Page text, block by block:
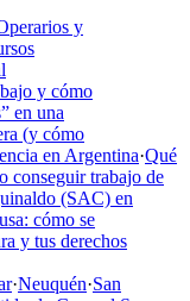
y
y cómo
en una
(y cómo
en Argentina·Qué
conseguir trabajo de
(SAC) en
cómo se
y tus derechos
·Neuquén·San